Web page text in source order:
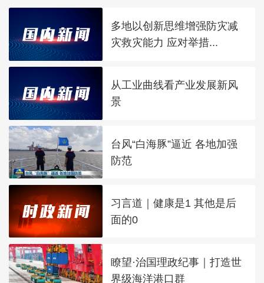
多地以创新思维增强防灾减
灾救灾能力 应对举措...
从工业曲线看产业发展新风
景
台风“白海豚”逼近 各地加强
防范
习言道｜健康是1 其他是后
面的0
瞭望·治国理政纪事｜打造世
界级海洋港口群